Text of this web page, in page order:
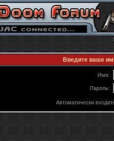
Введите ваше
Имя:
Пароль:
Автоматически